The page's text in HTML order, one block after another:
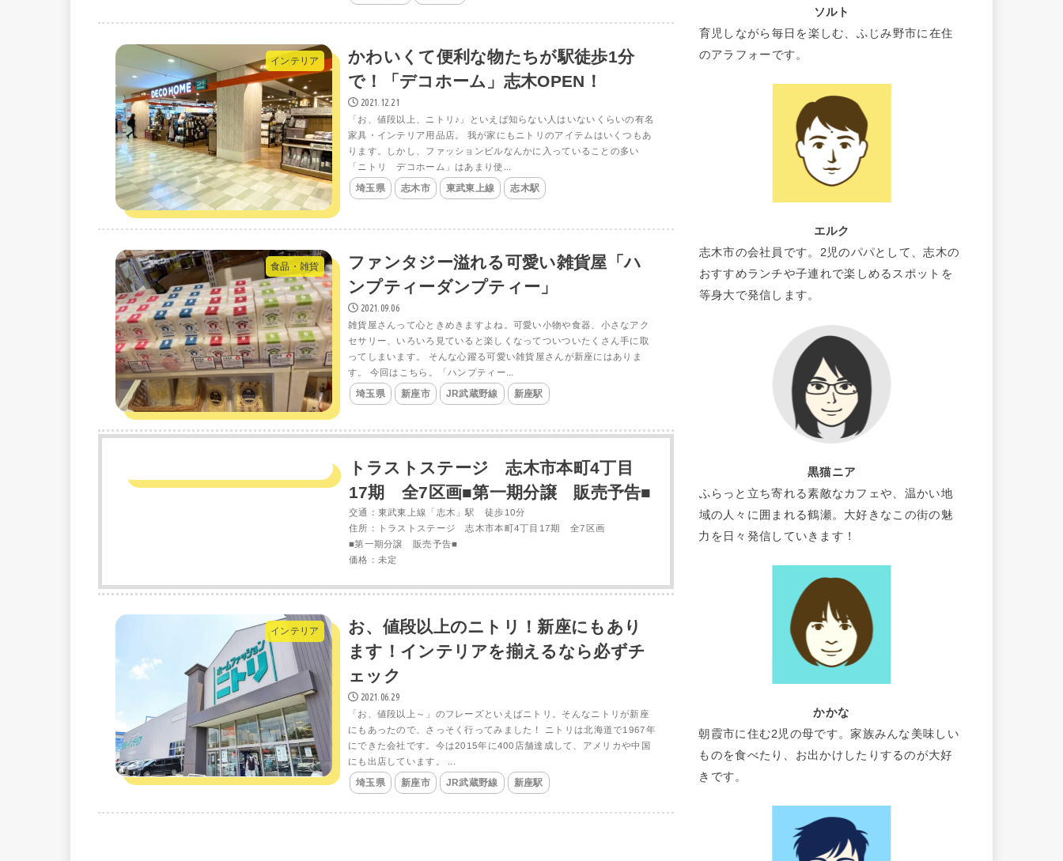
インテリア
かわいくて便利な物たちが駅徒歩1分
で！「デコホーム」志木OPEN！
2021.12.21
「お、値段以上、ニトリ♪」といえば知らない人はいないくらいの有名
家具・インテリア用品店。 我が家にもニトリのアイテムはいくつもあ
ります。しかし、ファッションビルなんかに入っていることの多い
「ニトリ デコホーム」はあまり使...
埼玉県 志木市 東武東上線 志木駅
食品・雑貨
ファンタジー溢れる可愛い雑貨屋「ハ
ンプティーダンプティー」
2021.09.06
雑貨屋さんって心ときめきますよね。可愛い小物や食器、小さなアク
セサリー、いろいろ見ていると楽しくなってついついたくさん手に取
ってしまいます。 そんな心躍る可愛い雑貨屋さんが新座にはありま
す。 今回はこちら。「ハンプティー...
埼玉県 新座市 JR武蔵野線 新座駅
トラストステージ 志木市本町4丁目
17期 全7区画■第一期分譲 販売予告■
交通：東武東上線「志木」駅 徒歩10分
住所：トラストステージ 志木市本町4丁目17期 全7区画
■第一期分譲 販売予告■
価格：未定
インテリア
お、値段以上のニトリ！新座にもあり
ます！インテリアを揃えるなら必ずチ
ェック
2021.06.29
「お、値段以上～」のフレーズといえばニトリ。そんなニトリが新座
にもあったので、さっそく行ってみました！ ニトリは北海道で1967年
にできた会社です。今は2015年に400店舗達成して、アメリカや中国
にも出店しています。 ...
埼玉県 新座市 JR武蔵野線 新座駅
ソルト
育児しながら毎日を楽しむ、ふじみ野市に在住
のアラフォーです。
エルク
志木市の会社員です。2児のパパとして、志木の
おすすめランチや子連れで楽しめるスポットを
等身大で発信します。
黒猫ニア
ふらっと立ち寄れる素敵なカフェや、温かい地
域の人々に囲まれる鶴瀬。大好きなこの街の魅
力を日々発信していきます！
かかな
朝霞市に住む2児の母です。家族みんな美味しい
ものを食べたり、お出かけしたりするのが大好
きです。